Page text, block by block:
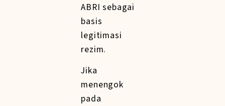
ABRI sebagai
basis
legitimasi
rezim.
Jika
menengok
pada